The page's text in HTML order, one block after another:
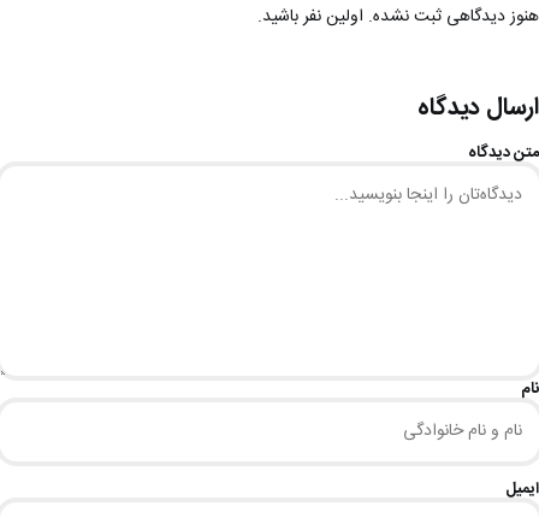
هنوز دیدگاهی ثبت نشده. اولین نفر باشید.
ارسال دیدگاه
متن دیدگاه
نام
ایمیل